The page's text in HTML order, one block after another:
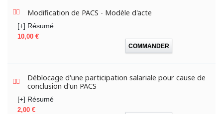
Modification de PACS - Modèle d'acte
[+] Résumé
Prix
10,00 €
COMMANDER
Déblocage d'une participation salariale pour cause de
conclusion d'un PACS
[+] Résumé
Prix
2,00 €